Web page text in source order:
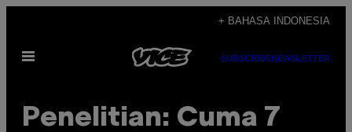
content
+ BAHASA INDONESIA
Open
SUBSCRIBENEWSLETTER
Penelitian: Cuma 7